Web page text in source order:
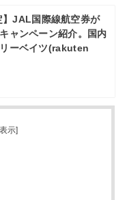
】JAL国際線航空券が
ャンペーン紹介。国内
ーベイツ(rakuten
示]